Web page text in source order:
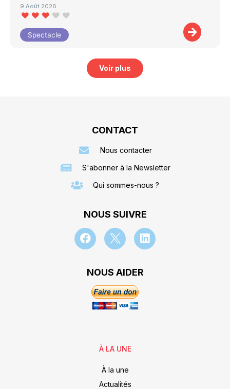
9 Août 2026
Spectacle
Voir plus
CONTACT
Nous contacter
S'abonner à la Newsletter
Qui sommes-nous ?
NOUS SUIVRE
NOUS AIDER
À LA UNE
À la une
Actualités